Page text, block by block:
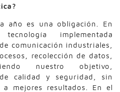
año es una obligación. En
implementada
comunicación industriales,
recolección de datos,
nuestro objetivo,
calidad y seguridad, sin
mejores resultados. En el